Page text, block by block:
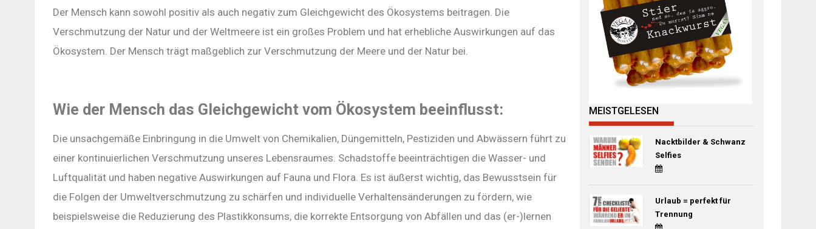
Der Mensch kann sowohl positiv als auch negativ zum Gleichgewicht des Ökosystems beitragen. Die
Verschmutzung der Natur und der Weltmeere ist ein großes Problem und hat erhebliche Auswirkungen auf das
Ökosystem. Der Mensch trägt maßgeblich zur Verschmutzung der Meere und der Natur bei.
Wie der Mensch das Gleichgewicht vom Ökosystem beeinflusst:
Die unsachgemäße Einbringung in die Umwelt von Chemikalien, Düngemitteln, Pestiziden und Abwässern führt zu
einer kontinuierlichen Verschmutzung unseres Lebensraumes. Schadstoffe beeinträchtigen die Wasser- und
Luftqualität und haben negative Auswirkungen auf Fauna und Flora. Es ist äußerst wichtig, das Bewusstsein für
die Folgen der Umweltverschmutzung zu schärfen und individuelle Verhaltensänderungen zu fördern, wie
beispielsweise die Reduzierung des Plastikkonsums, die korrekte Entsorgung von Abfällen und das (er-)lernen
MEISTGELESEN
Nacktbilder & Schwanz
Selfies
Urlaub = perfekt für
Trennung